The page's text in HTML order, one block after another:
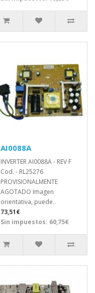
AI0088A
INVERTER AI0088A - REV F
Cod. - RL25276
PROVISIONALMENTE
AGOTADO Imagen
orientativa, puede..
73,51€
Sin impuestos: 60,75€